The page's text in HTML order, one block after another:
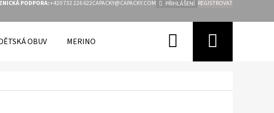
PODPORA:+420 732 226 622CAPACKY@CAPACKY.COM PŘIHLÁŠENÍ REGISTROVAT
OBUV MERINO Hledat